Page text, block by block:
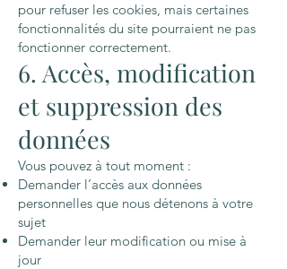
pour refuser les cookies, mais certaines
fonctionnalités du site pourraient ne pas
fonctionner correctement.
6. Accès, modification
et suppression des
données
Vous pouvez à tout moment :
Demander l’accès aux données
personnelles que nous détenons à votre
sujet
Demander leur modification ou mise à
jour